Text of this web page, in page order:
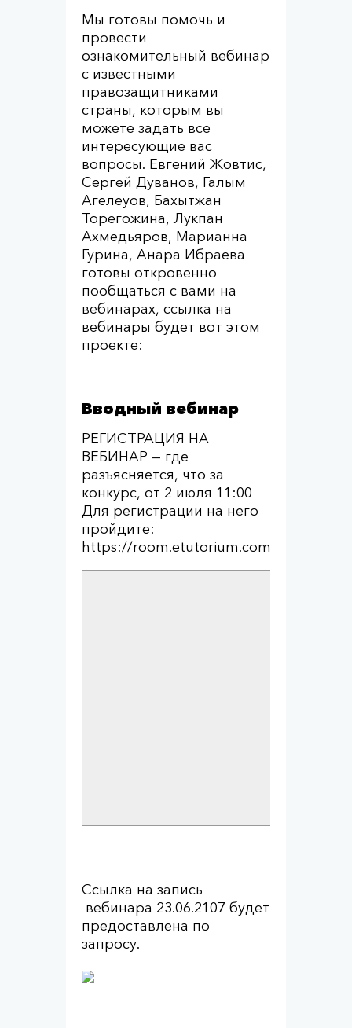
Мы готовы помочь и
провести
ознакомительный вебинар
с известными
правозащитниками
страны, которым вы
можете задать все
интересующие вас
вопросы. Евгений Жовтис,
Сергей Дуванов, Галым
Агелеуов, Бахытжан
Торегожина, Лукпан
Ахмедьяров, Марианна
Гурина, Анара Ибраева
готовы откровенно
пообщаться с вами на
вебинарах, ссылка на
вебинары будет вот этом
проекте:
Вводный вебинар
РЕГИСТРАЦИЯ НА
ВЕБИНАР — где
разъясняется, что за
конкурс, от 2 июля 11:00
Для регистрации на него
пройдите:
https://room.etutorium.com/register/
Ссылка на запись
вебинара 23.06.2107 будет
предоставлена по
запросу.